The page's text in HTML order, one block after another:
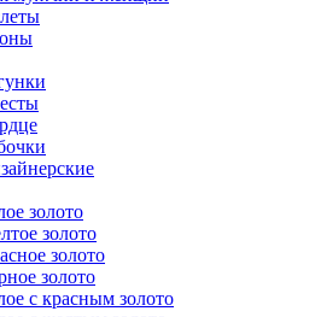
золото
золото
золото
золото
с красным золото